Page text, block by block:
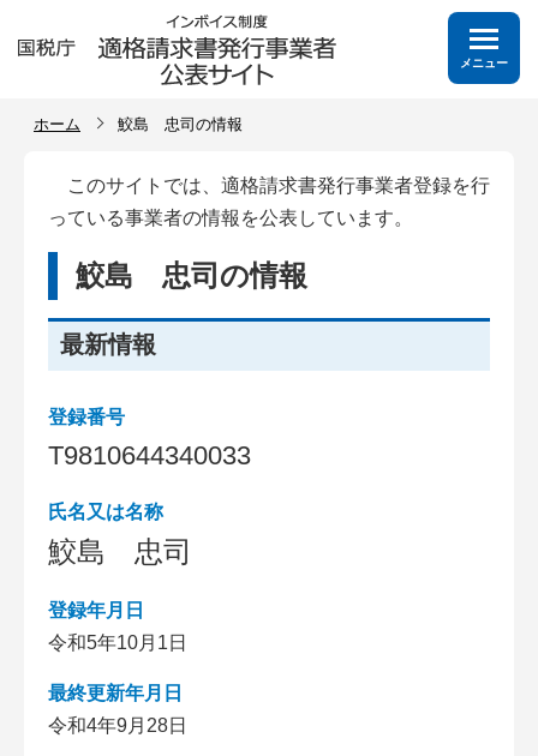
メニュー
ホーム 鮫島 忠司の情報
このサイトでは、適格請求書発行事業者登録を行
っている事業者の情報を公表しています。
鮫島 忠司の情報
最新情報
登録番号
T9810644340033
氏名又は名称
鮫島 忠司
登録年月日
令和5年10月1日
最終更新年月日
令和4年9月28日